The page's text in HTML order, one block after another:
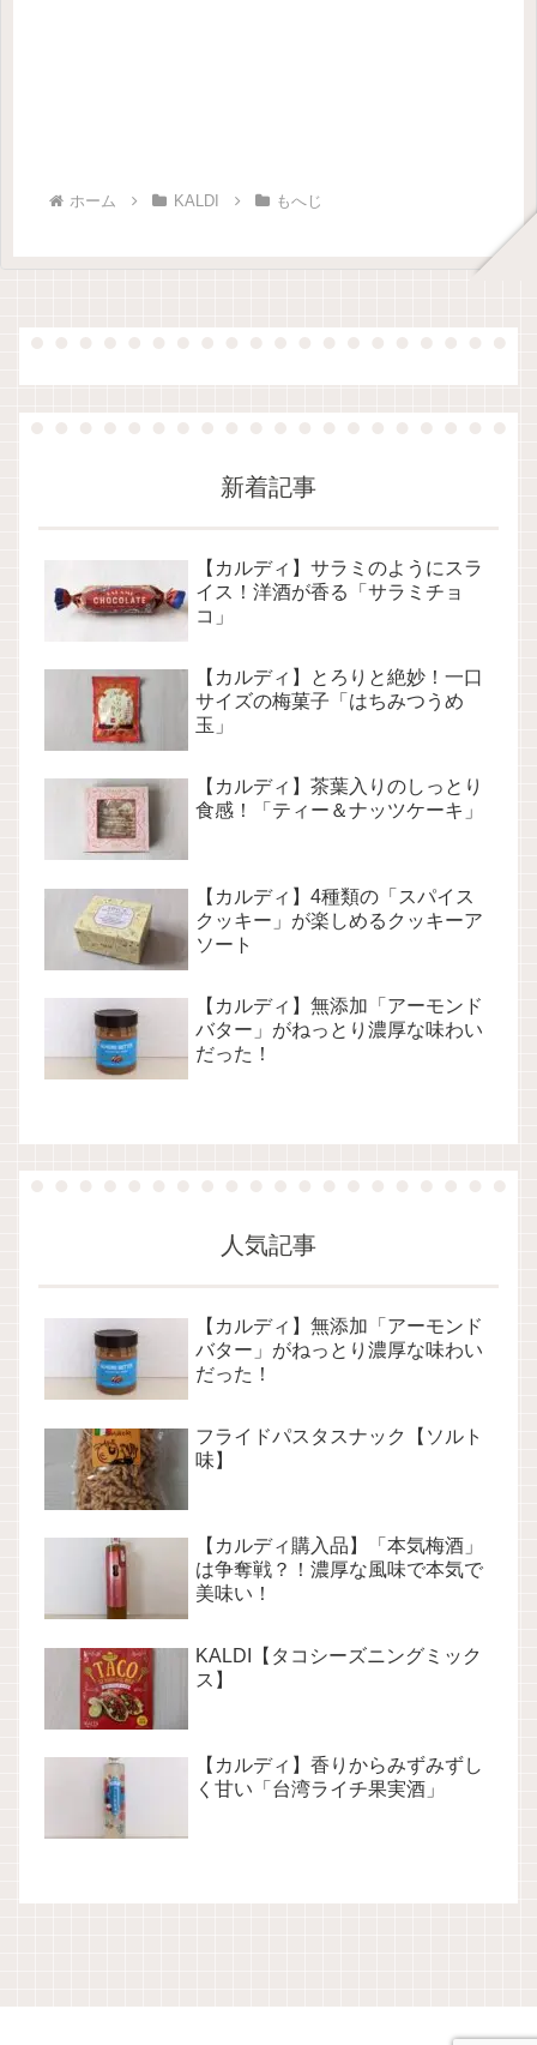
ホーム KALDI もへじ
新着記事
【カルディ】サラミのようにスラ
イス！洋酒が香る「サラミチョ
コ」
【カルディ】とろりと絶妙！一口
サイズの梅菓子「はちみつうめ
玉」
【カルディ】茶葉入りのしっとり
食感！「ティー＆ナッツケーキ」
【カルディ】4種類の「スパイス
クッキー」が楽しめるクッキーア
ソート
【カルディ】無添加「アーモンド
バター」がねっとり濃厚な味わい
だった！
人気記事
【カルディ】無添加「アーモンド
バター」がねっとり濃厚な味わい
だった！
フライドパスタスナック【ソルト
味】
【カルディ購入品】「本気梅酒」
は争奪戦？！濃厚な風味で本気で
美味い！
KALDI【タコシーズニングミック
ス】
【カルディ】香りからみずみずし
く甘い「台湾ライチ果実酒」